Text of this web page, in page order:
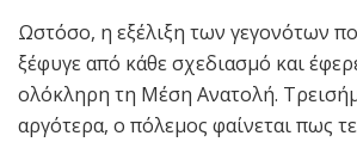
Ωστόσο, η εξέλιξη των γεγονότων
ξέφυγε από κάθε σχεδιασμό και
ολόκληρη τη Μέση Ανατολή.
αργότερα, ο πόλεμος φαίνεται πως